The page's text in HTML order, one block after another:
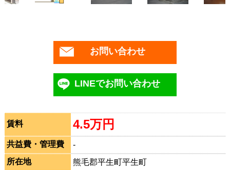
お問い合わせ
LINEでお問い合わせ
賃料 4.5万円
共益費・管理費
-
所在地
熊毛郡平生町平生町